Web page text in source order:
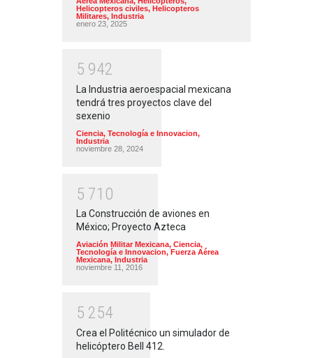
Helicopteros civiles, Helicopteros
Militares, Industria
enero 23, 2025
5 942
La Industria aeroespacial mexicana
tendrá tres proyectos clave del
sexenio
Ciencia, Tecnología e Innovacion,
Industria
noviembre 28, 2024
5 71 0
La Construcción de aviones en
México; Proyecto Azteca
Aviación Militar Mexicana, Ciencia,
Tecnología e Innovacion, Fuerza Aérea
Mexicana, Industria
noviembre 11, 2016
5 254
Crea el Politécnico un simulador de
helicóptero Bell 412.